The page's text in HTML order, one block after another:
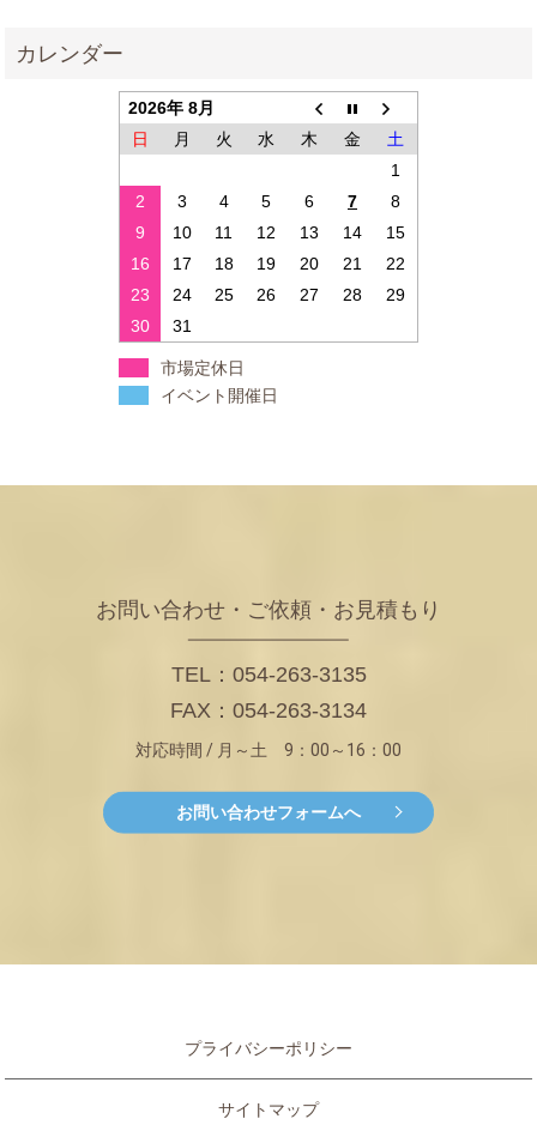
2026年 8月
日
月 火 水 木 金
土
1
2
3 4 5 6 7
8
9
10 11 12 13 14
15
16
17 18 19 20 21
22
23
24 25 26 27 28
29
30
31
市場定休日
イベント開催日
お問い合わせ・ご依頼・お見積もり
TEL：054-263-3135
FAX：054-263-3134
対応時間 / 月～土 9：00～16：00
お問い合わせフォームへ
プライバシーポリシー
サイトマップ